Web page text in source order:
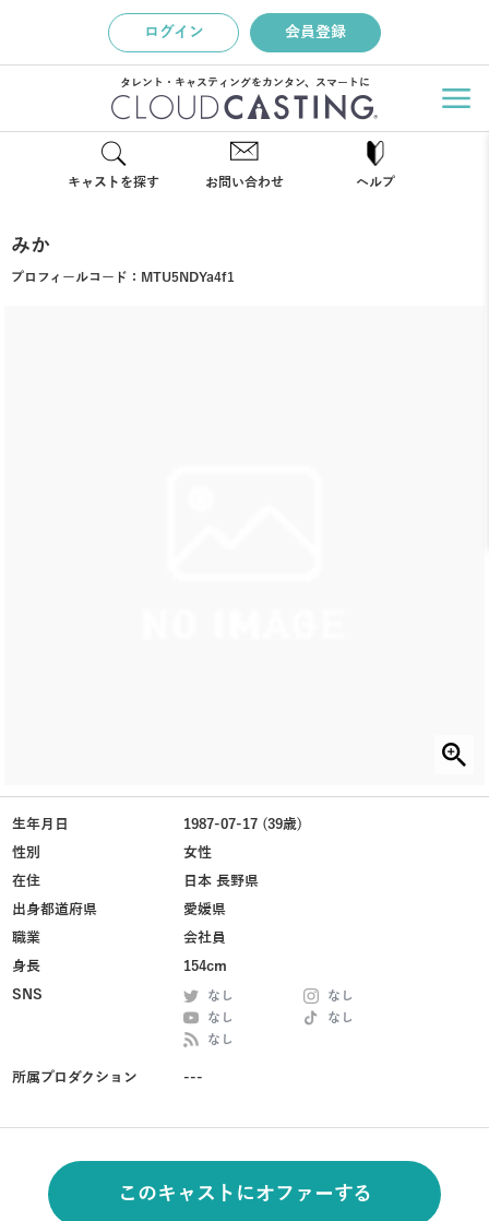
ログイン 会員登録
タレント・キャスティングをカンタン、スマートに
キャストを探す お問い合わせ ヘルプ
みか
プロフィールコード： MTU5NDYa4f1
生年月日
1987-07-17 (39歳)
性別
女性
在住
日本 長野県
出身都道府県
愛媛県
職業
会社員
身長
154cm
SNS
なし
なし
なし
なし
なし
所属プロダクション ---
このキャストにオファーする